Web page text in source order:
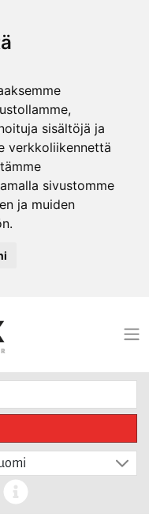
sisältöjä ja
verkkoliikennettä
sivustomme
ja muiden